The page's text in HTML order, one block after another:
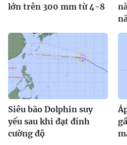
lớn trên 300 mm từ 4-8
Siêu bão Dolphin suy
yếu sau khi đạt đỉnh
cường độ